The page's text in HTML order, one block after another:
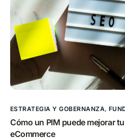
ESTRATEGIA Y GOBERNANZA,
Cómo un PIM puede mejorar
eCommerce